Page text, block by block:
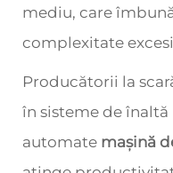
mediu, care
complexitate
Producătorii la
în sisteme de
automate mașină